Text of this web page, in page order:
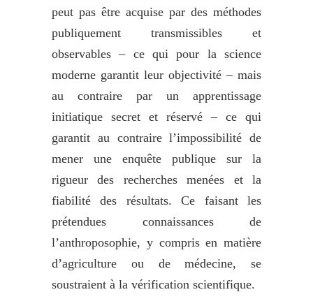
peut pas être acquise par des méthodes
publiquement transmissibles et
observables – ce qui pour la science
moderne garantit leur objectivité – mais
au contraire par un apprentissage
initiatique secret et réservé – ce qui
garantit au contraire l’impossibilité de
mener une enquête publique sur la
rigueur des recherches menées et la
fiabilité des résultats. Ce faisant les
prétendues connaissances de
l’anthroposophie, y compris en matière
d’agriculture ou de médecine, se
soustraient à la vérification scientifique.